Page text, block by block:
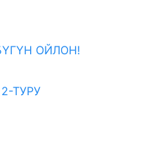
ОЙЛОН!
ТУРУ